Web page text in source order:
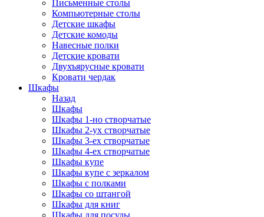
Письменные столы
Компьютерные столы
Детские шкафы
Детские комоды
Навесные полки
Детские кровати
Двухъярусные кровати
Кровати чердак
Шкафы
Назад
Шкафы
Шкафы 1-но створчатые
Шкафы 2-ух створчатые
Шкафы 3-ех створчатые
Шкафы 4-ех створчатые
Шкафы купе
Шкафы купе с зеркалом
Шкафы с полками
Шкафы со штангой
Шкафы для книг
Шкафы для посуды